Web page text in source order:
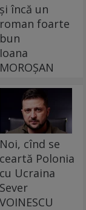
și încă un
roman foarte
bun
Ioana
MOROȘAN
Noi, cînd se
ceartă Polonia
cu Ucraina
Sever
VOINESCU